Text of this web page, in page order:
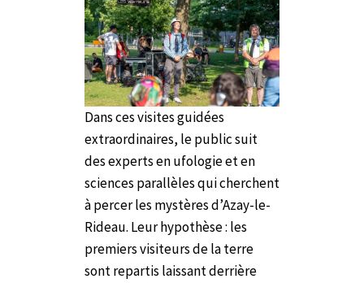
Dans ces visites guidées
extraordinaires, le public suit
des experts en ufologie et en
sciences parallèles qui cherchent
à percer les mystères d’Azay-le-
Rideau. Leur hypothèse : les
premiers visiteurs de la terre
sont repartis laissant derrière